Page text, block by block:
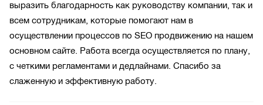
выразить благодарность как руководству компании, так и
всем сотрудникам, которые помогают нам в
осуществлении процессов по SEO продвижению на нашем
основном сайте. Работа всегда осуществляется по плану,
с четкими регламентами и дедлайнами. Спасибо за
слаженную и эффективную работу.